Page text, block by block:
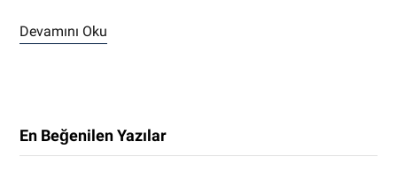
Devamını Oku
En Beğenilen Yazılar